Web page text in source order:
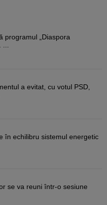
programul „Diaspora
...
a evitat, cu votul PSD,
în echilibru sistemul energetic
se va reuni într-o sesiune